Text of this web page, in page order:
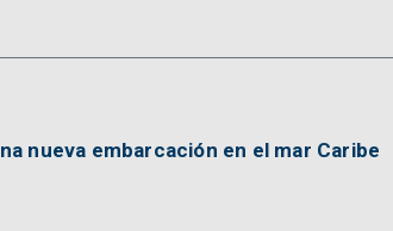
nueva embarcación en el mar Caribe